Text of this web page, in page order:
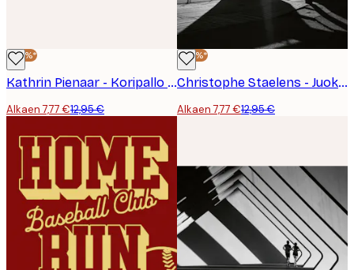
-40%*
Kathrin Pienaar - Koripallo Juliste
Alkaen 7,77 €12,95 €
-40%*
Christophe Staelens - Juokseva Mies Kaaren Läpi Juliste
Alkaen 7,77 €12,95 €